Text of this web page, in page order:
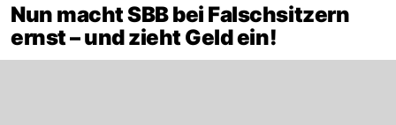
Nun macht SBB bei Falschsitzern
ernst – und zieht Geld ein!